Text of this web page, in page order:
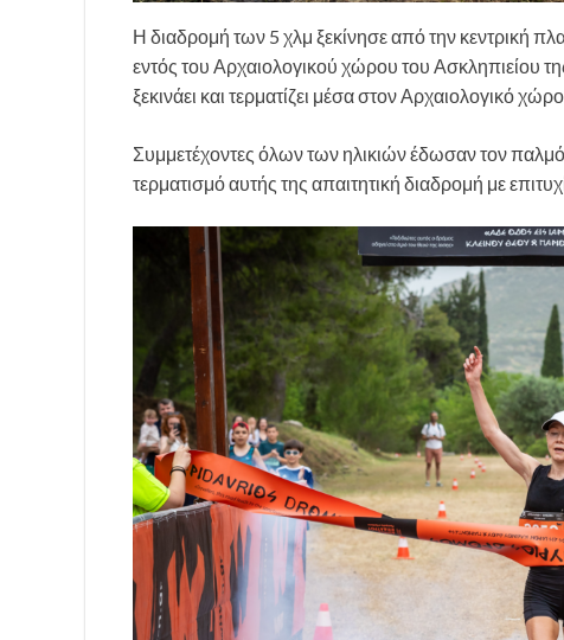
Η διαδρομή των 5 χλμ ξεκίνησε από την κεντρική
εντός του Αρχαιολογικού χώρου του Ασκληπιείου
ξεκινάει και τερματίζει μέσα στον Αρχαιολογικό
Συμμετέχοντες όλων των ηλικιών έδωσαν τον
τερματισμό αυτής της απαιτητική διαδρομή με